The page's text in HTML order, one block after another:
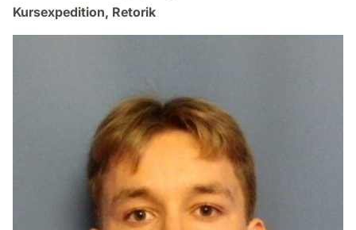
Kursexpedition, Retorik